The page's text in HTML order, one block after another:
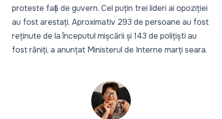
proteste față de guvern. Cel puțin trei lideri ai opoziției
au fost arestați. Aproximativ 293 de persoane au fost
reținute de la începutul mișcării și 143 de polițiști au
fost răniți, a anunțat Ministerul de Interne marți seara.